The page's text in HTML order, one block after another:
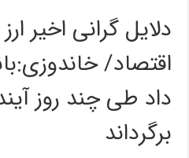
دلایل گرانی اخیر
اقتصاد/
داد طی چند روز
برگرداند